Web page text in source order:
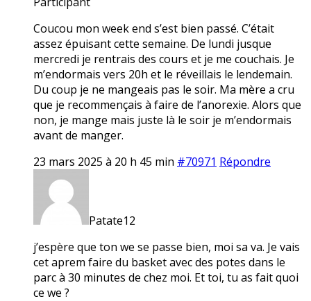
Coucou mon week end s’est bien passé. C’était
assez épuisant cette semaine. De lundi jusque
mercredi je rentrais des cours et je me couchais. Je
m’endormais vers 20h et le réveillais le lendemain.
Du coup je ne mangeais pas le soir. Ma mère a cru
que je recommençais à faire de l’anorexie. Alors que
non, je mange mais juste là le soir je m’endormais
avant de manger.
23 mars 2025 à 20 h 45 min #70971 Répondre
Patate12
j’espère que ton we se passe bien, moi sa va. Je vais
cet aprem faire du basket avec des potes dans le
parc à 30 minutes de chez moi. Et toi, tu as fait quoi
ce we ?